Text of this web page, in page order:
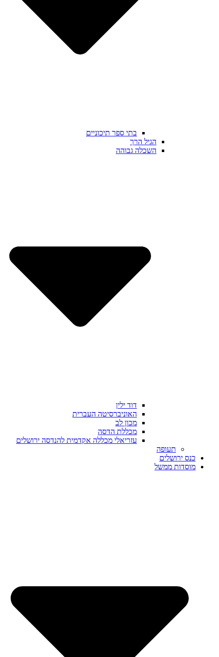
בתי ספר תיכוניים
הגיל הרך
השכלה גבוהה
דוד ילין
האוניברסיטה העברית
מכון לב
מכללת הדסה
עזריאלי מכללה אקדמית להנדסה ירושלים
תעופה
כנס ירושלים
מוסדות ממשל